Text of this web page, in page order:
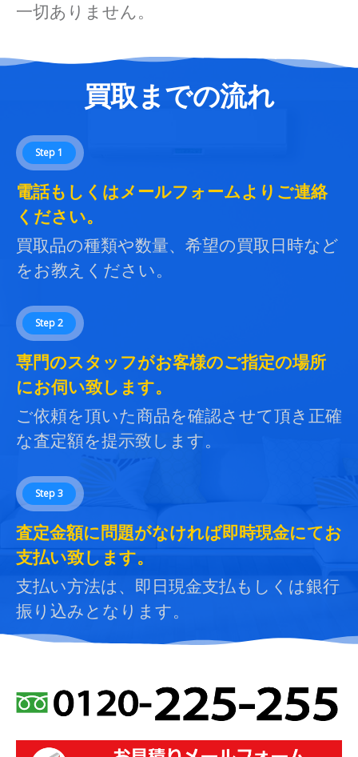
一切ありません。
買取までの流れ
Step 1
電話もしくはメールフォームよりご連絡
ください。
買取品の種類や数量、希望の買取日時など
をお教えください。
Step 2
専門のスタッフがお客様のご指定の場所
にお伺い致します。
ご依頼を頂いた商品を確認させて頂き正確
な査定額を提示致します。
Step 3
査定金額に問題がなければ即時現金にてお
支払い致します。
支払い方法は、即日現金支払もしくは銀行
振り込みとなります。